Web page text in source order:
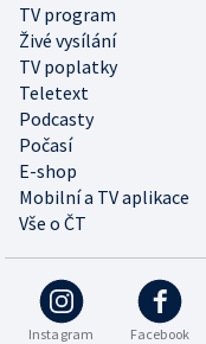
TV program
Živé vysílání
TV poplatky
Teletext
Podcasty
Počasí
E-shop
Mobilní a TV aplikace
Vše o ČT
Instagram Facebook